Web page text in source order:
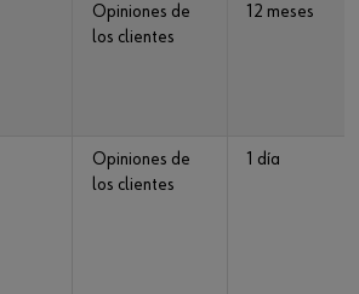
Opiniones de
los clientes
12 meses
Opiniones de
los clientes
1 día